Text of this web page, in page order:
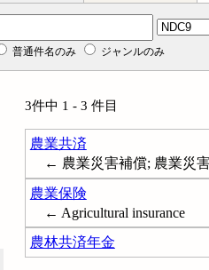
普通件名のみ ジャンルのみ
3件中 1 - 3 件目
農業共済
← 農業災害補償; 農業災
農業保険
← Agricultural insurance
農林共済年金